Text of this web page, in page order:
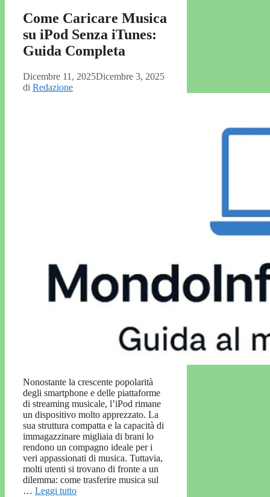
Come Caricare Musica
su iPod Senza iTunes:
Guida Completa
Dicembre 11, 2025Dicembre 3, 2025
di Redazione
Nonostante la crescente popolarità
degli smartphone e delle piattaforme
di streaming musicale, l’iPod rimane
un dispositivo molto apprezzato. La
sua struttura compatta e la capacità di
immagazzinare migliaia di brani lo
rendono un compagno ideale per i
veri appassionati di musica. Tuttavia,
molti utenti si trovano di fronte a un
dilemma: come trasferire musica sul
… Leggi tutto